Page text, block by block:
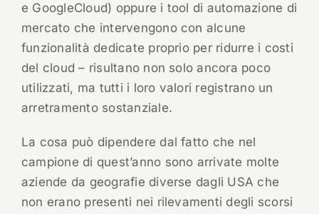
e GoogleCloud) oppure i tool di automazione di
mercato che intervengono con alcune
funzionalità dedicate proprio per ridurre i costi
del cloud – risultano non solo ancora poco
utilizzati, ma tutti i loro valori registrano un
arretramento sostanziale.
La cosa può dipendere dal fatto che nel
campione di quest’anno sono arrivate molte
aziende da geografie diverse dagli USA che
non erano presenti nei rilevamenti degli scorsi